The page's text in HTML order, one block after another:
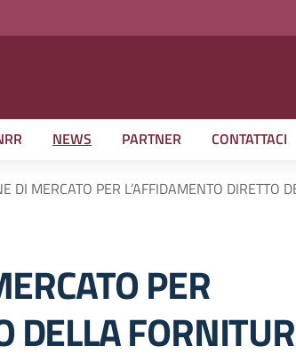
NEWS PARTNER CONTATTACI
DI MERCATO PER L’AFFIDAMENTO DIRETTO
PER
DELLA